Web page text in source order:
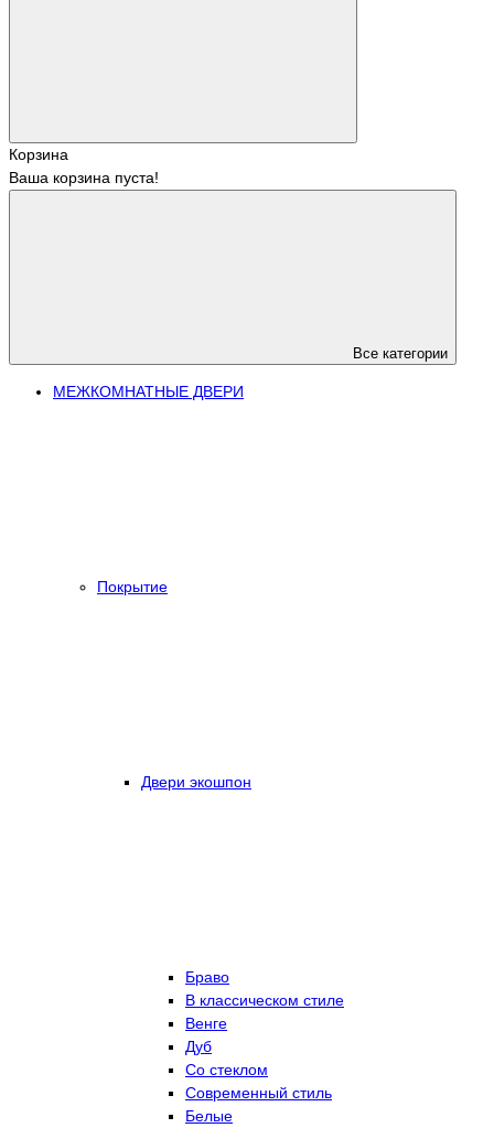
Корзина
Ваша корзина пуста!
Все категории
МЕЖКОМНАТНЫЕ ДВЕРИ
Покрытие
Двери экошпон
Браво
В классическом стиле
Венге
Дуб
Со стеклом
Современный стиль
Белые